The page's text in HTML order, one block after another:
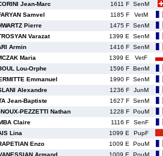
Jean-Marc 1611 F SenM
Samvel 1185 F VetM
Pierre 1475 F SenM
Varazat 1399 E SenM
Armin 1416 F SenM
Maria 1399 E VetF
Lou-Orphe 1596 F BenM
Emmanuel 1990 F SenM
Alexandre 1236 F JunM
Jean-Baptiste 1627 F SenM
PEZZETTI Nathan 1228 F PouM
Claire 1116 F SenF
Lina 1099 E PupF
Enzo 1009 E PouM
Armand 1009 E PouM